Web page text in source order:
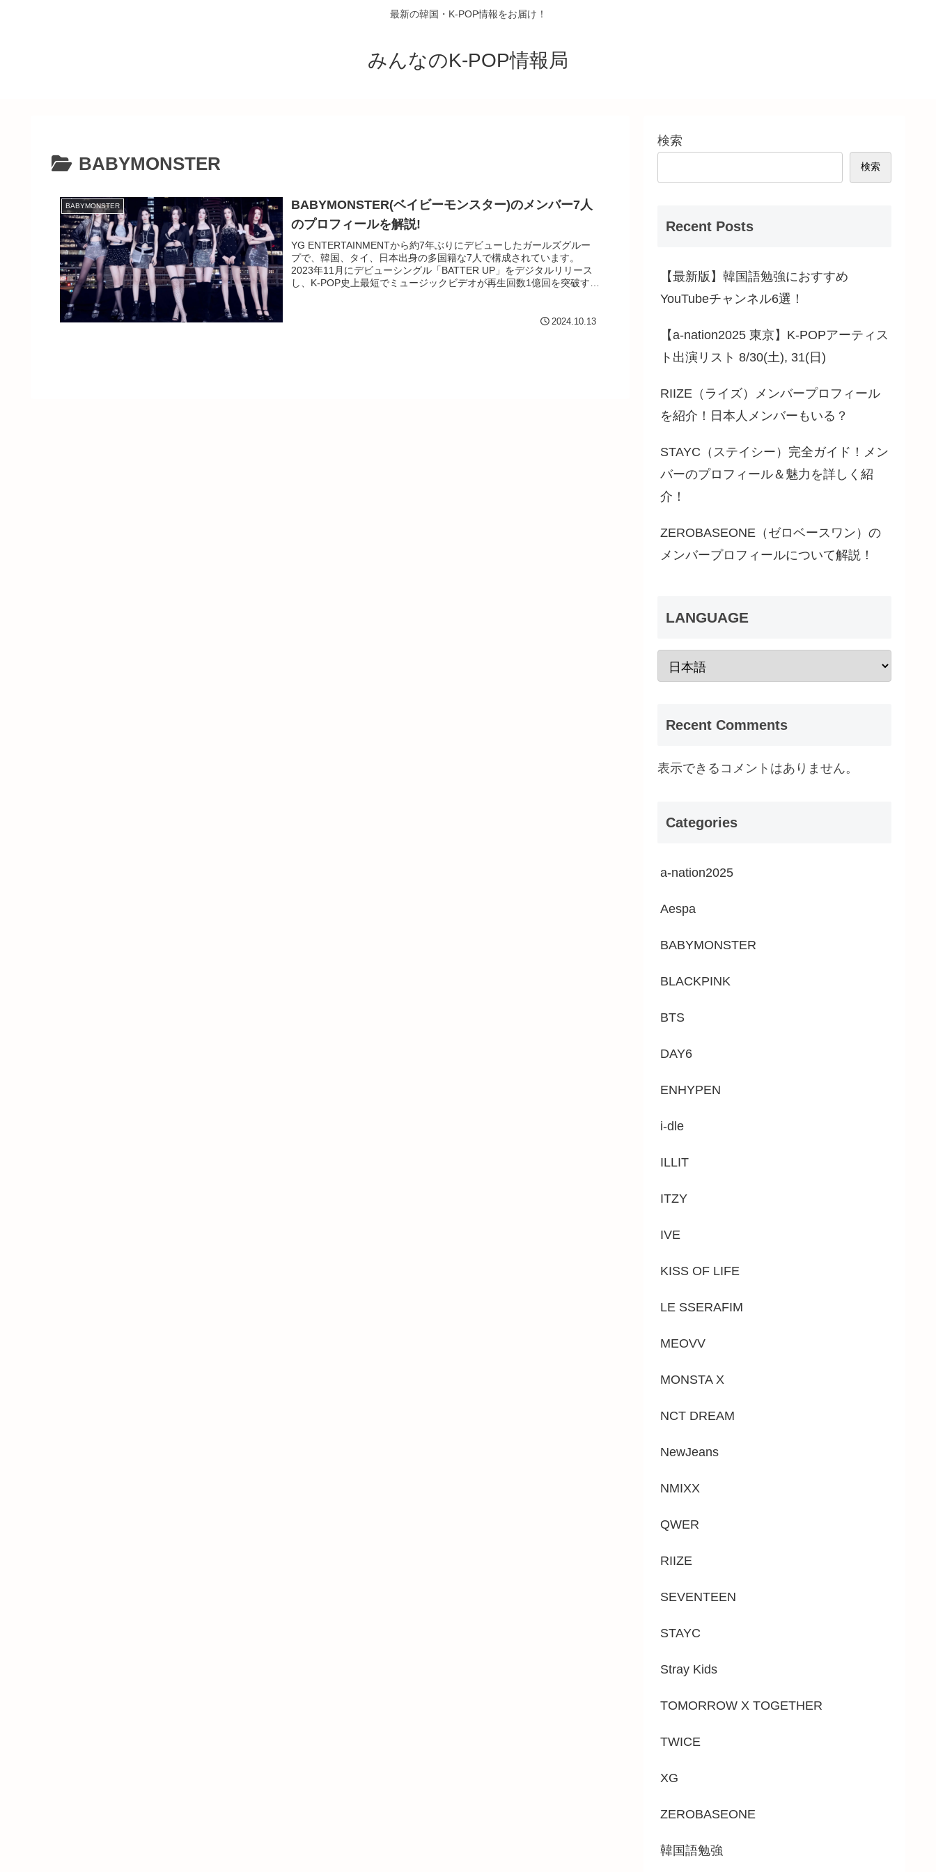
最新の韓国・K-POP情報をお届け！
みんなのK-POP情報局
BABYMONSTER
BABYMONSTER
BABYMONSTER(ベイビーモンスター)のメンバー7人
のプロフィールを解説!
YG ENTERTAINMENTから約7年ぶりにデビューしたガールズグルー
プで、韓国、タイ、日本出身の多国籍な7人で構成されています。
2023年11月にデビューシングル「BATTER UP」をデジタルリリース
し、K-POP史上最短でミュージックビデオが再生回数1億回を突破する
開後すぐに「24時間以内に最も多く再生された動画」1位を獲得し
2024.10.13
検索
検索
Recent Posts
【最新版】韓国語勉強におすすめ
YouTubeチャンネル6選！
【a-nation2025 東京】K-POPアーティス
ト出演リスト 8/30(土), 31(日)
RIIZE（ライズ）メンバープロフィール
を紹介！日本人メンバーもいる？
STAYC（ステイシー）完全ガイド！メン
バーのプロフィール＆魅力を詳しく紹
介！
ZEROBASEONE（ゼロベースワン）の
メンバープロフィールについて解説！
LANGUAGE
Recent Comments
表示できるコメントはありません。
Categories
a-nation2025
Aespa
BABYMONSTER
BLACKPINK
BTS
DAY6
ENHYPEN
i-dle
ILLIT
ITZY
IVE
KISS OF LIFE
LE SSERAFIM
MEOVV
MONSTA X
NCT DREAM
NewJeans
NMIXX
QWER
RIIZE
SEVENTEEN
STAYC
Stray Kids
TOMORROW X TOGETHER
TWICE
XG
ZEROBASEONE
韓国語勉強